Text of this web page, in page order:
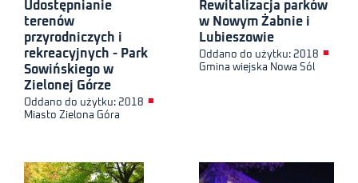
Udostępnianie
terenów
przyrodniczych i
rekreacyjnych - Park
Sowińskiego w
Zielonej Górze
Oddano do użytku: 2018 ■
Miasto Zielona Góra
Rewitalizacja parków
w Nowym Żabnie i
Lubieszowie
Oddano do użytku: 2018 ■
Gmina wiejska Nowa Sól